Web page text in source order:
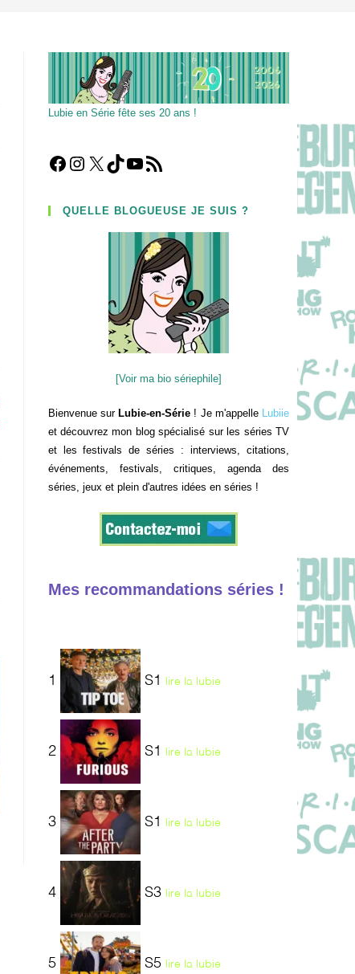
Lubie en Série fête ses 20 ans !
Facebook
Instagram
X TikTokYouTube
Flux RSS
QUELLE BLOGUEUSE JE SUIS ?
[Voir ma bio sériephile]
Bienvenue sur Lubie-en-Série ! Je m'appelle Lubiie
et découvrez mon blog spécialisé sur les séries TV
et les festivals de séries : interviews, citations,
événements, festivals, critiques, agenda des
séries, jeux et plein d'autres idées en séries !
Mes recommandations séries !
1 S1 lire la lubie
2 S1 lire la lubie
3 S1 lire la lubie
4 S3 lire la lubie
5 S5 lire la lubie